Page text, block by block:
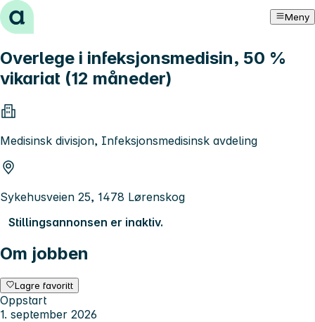
Hopp til innhold Meny
Overlege i infeksjonsmedisin, 50 %
vikariat (12 måneder)
Medisinsk divisjon, Infeksjonsmedisinsk avdeling
Sykehusveien 25, 1478 Lørenskog
Stillingsannonsen er inaktiv.
Om jobben
Lagre favoritt
Oppstart
1. september 2026